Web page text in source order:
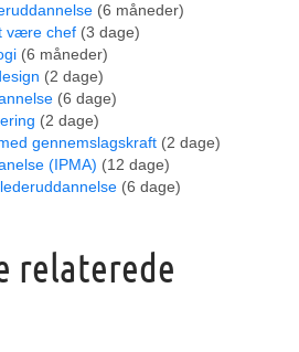
(6 måneder)
være chef (3 dage)
(6 måneder)
(2 dage)
(6 dage)
(2 dage)
gennemslagskraft (2 dage)
(IPMA) (12 dage)
(6 dage)
relaterede